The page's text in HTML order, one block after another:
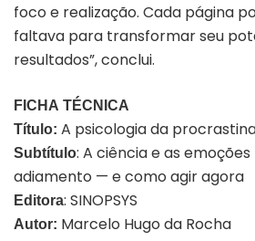
foco e realização. Cada página
faltava para transformar seu
resultados”, conclui.
FICHA TÉCNICA
Título: A psicologia da
Subtítulo: A ciência e as
adiamento — e como agir agora
Editora: SINOPSYS
Autor: Marcelo Hugo da Rocha